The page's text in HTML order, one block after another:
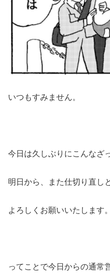
いつもすみません。
今日は久しぶりにこんなざ
明日から、また仕切り直し
よろしくお願いいたします。
ってことで今日からの通常